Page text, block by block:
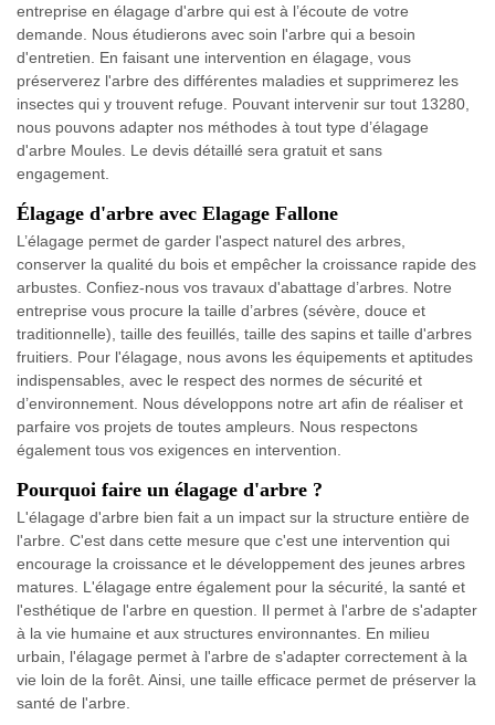
entreprise en élagage d'arbre qui est à l’écoute de votre
demande. Nous étudierons avec soin l'arbre qui a besoin
d'entretien. En faisant une intervention en élagage, vous
préserverez l'arbre des différentes maladies et supprimerez les
insectes qui y trouvent refuge. Pouvant intervenir sur tout 13280,
nous pouvons adapter nos méthodes à tout type d’élagage
d'arbre Moules. Le devis détaillé sera gratuit et sans
engagement.
Élagage d'arbre avec Elagage Fallone
L’élagage permet de garder l'aspect naturel des arbres,
conserver la qualité du bois et empêcher la croissance rapide des
arbustes. Confiez-nous vos travaux d'abattage d’arbres. Notre
entreprise vous procure la taille d’arbres (sévère, douce et
traditionnelle), taille des feuillés, taille des sapins et taille d'arbres
fruitiers. Pour l'élagage, nous avons les équipements et aptitudes
indispensables, avec le respect des normes de sécurité et
d’environnement. Nous développons notre art afin de réaliser et
parfaire vos projets de toutes ampleurs. Nous respectons
également tous vos exigences en intervention.
Pourquoi faire un élagage d'arbre ?
L'élagage d'arbre bien fait a un impact sur la structure entière de
l'arbre. C'est dans cette mesure que c'est une intervention qui
encourage la croissance et le développement des jeunes arbres
matures. L'élagage entre également pour la sécurité, la santé et
l'esthétique de l'arbre en question. Il permet à l'arbre de s'adapter
à la vie humaine et aux structures environnantes. En milieu
urbain, l'élagage permet à l'arbre de s'adapter correctement à la
vie loin de la forêt. Ainsi, une taille efficace permet de préserver la
santé de l'arbre.